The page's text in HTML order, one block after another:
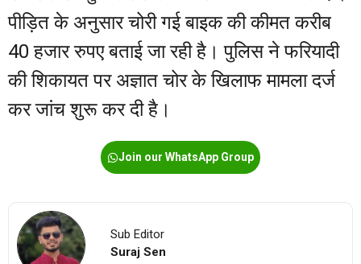
पीड़ित के अनुसार चोरी गई बाइक की कीमत करीब
40 हजार रुपए बताई जा रही है। पुलिस ने फरियादी
की शिकायत पर अज्ञात चोर के खिलाफ मामला दर्ज
कर जांच शुरू कर दी है।
Join our WhatsApp Group
Sub Editor
Suraj Sen